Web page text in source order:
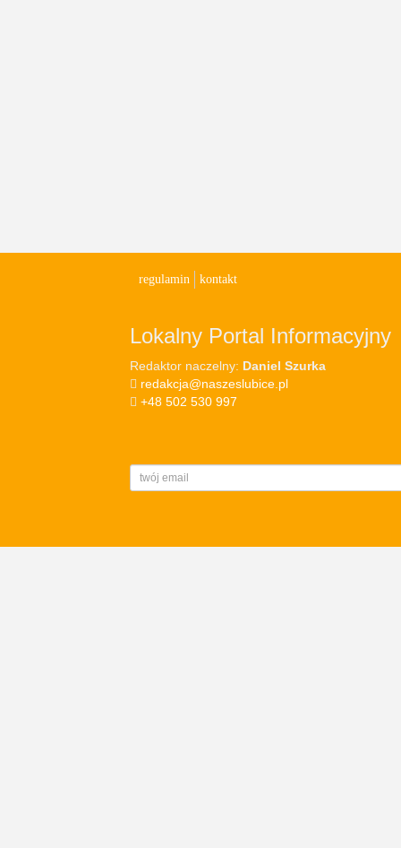
regulamin kontakt
Lokalny Portal Informacyjny
Redaktor naczelny: Daniel Szurka
redakcja@naszeslubice.pl
+48 502 530 997